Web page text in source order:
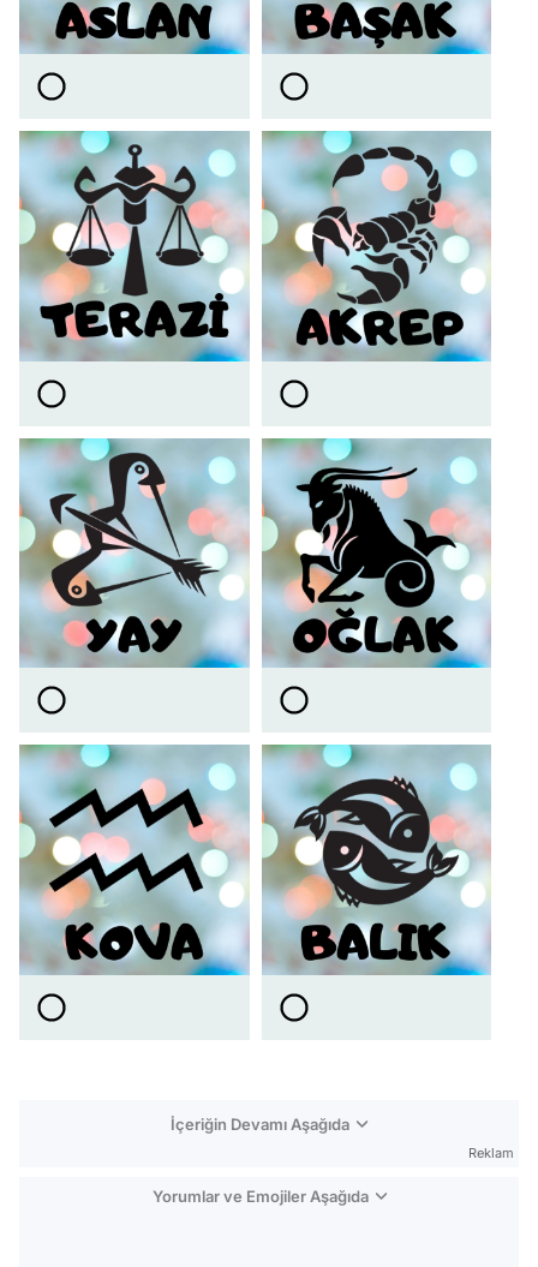
İçeriğin Devamı Aşağıda
Reklam
Yorumlar ve Emojiler Aşağıda